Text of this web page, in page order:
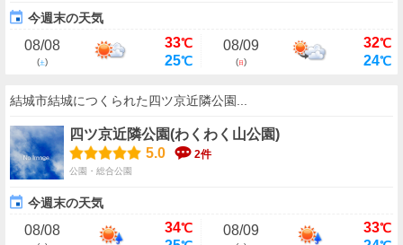
今週末の天気
08/08
(土)
33℃
25℃
08/09
(日)
32℃
24℃
結城市結城につくられた四ツ京近隣公園...
四ツ京近隣公園(わくわく山公園)
5.0
2件
公園・総合公園
今週末の天気
08/08 34℃ 08/09 33℃